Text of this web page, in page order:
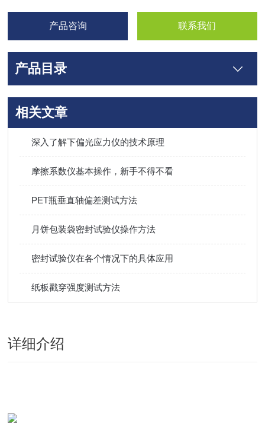
产品咨询 联系我们
产品目录
相关文章
深入了解下偏光应力仪的技术原理
摩擦系数仪基本操作，新手不得不看
PET瓶垂直轴偏差测试方法
月饼包装袋密封试验仪操作方法
密封试验仪在各个情况下的具体应用
纸板戳穿强度测试方法
详细介绍